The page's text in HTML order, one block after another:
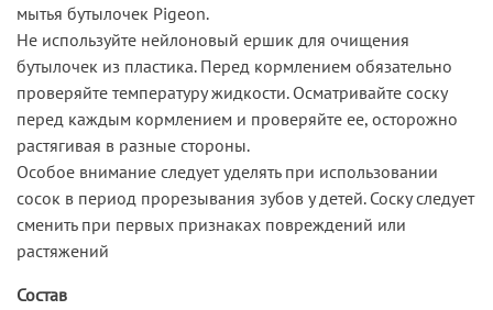
мытья бутылочек Pigeon.
Не используйте нейлоновый ершик для очищения
бутылочек из пластика. Перед кормлением обязательно
проверяйте температуру жидкости. Осматривайте соску
перед каждым кормлением и проверяйте ее, осторожно
растягивая в разные стороны.
Особое внимание следует уделять при использовании
сосок в период прорезывания зубов у детей. Соску следует
сменить при первых признаках повреждений или
растяжений
Состав